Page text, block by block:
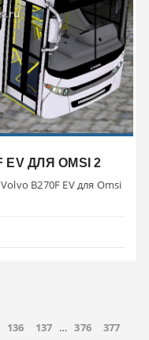
EV ДЛЯ OMSI 2
B270F EV для Omsi
136 137 … 376
377